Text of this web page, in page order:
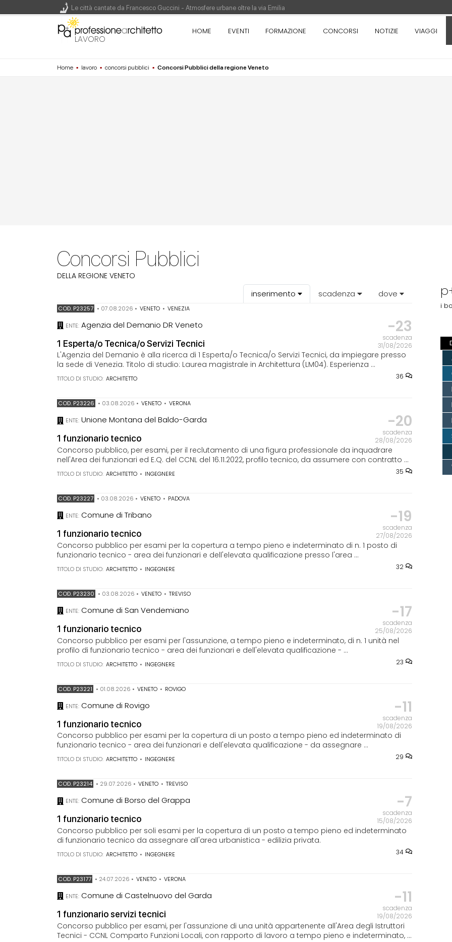
LAVORO
HOME EVENTI FORMAZIONE CONCORSI NOTIZIE VIAGGI
Home ▪ lavoro ▪ concorsi pubblici ▪ Concorsi Pubblici della regione Veneto
Concorsi Pubblici
DELLA REGIONE VENETO
inserimento scadenza dove
COD. P23257 • 07.08.2026 • VENETO • VENEZIA
-23
scadenza
31/08/2026
ENTE: Agenzia del Demanio DR Veneto
1 Esperta/o Tecnica/o Servizi Tecnici
L'Agenzia del Demanio è alla ricerca di 1 Esperta/o Tecnica/o Servizi Tecnici, da impiegare presso
la sede di Venezia. Titolo di studio: Laurea magistrale in Architettura (LM04). Esperienza ...
36
TITOLO DI STUDIO: ARCHITETTO
COD. P23226 • 03.08.2026 • VENETO • VERONA
-20
scadenza
28/08/2026
ENTE: Unione Montana del Baldo-Garda
1 funzionario tecnico
Concorso pubblico, per esami, per il reclutamento di una figura professionale da inquadrare
nell'Area dei funzionari ed E.Q. del CCNL del 16.11.2022, profilo tecnico, da assumere con contratto ...
35
TITOLO DI STUDIO: ARCHITETTO • INGEGNERE
COD. P23227 • 03.08.2026 • VENETO • PADOVA
-19
scadenza
27/08/2026
ENTE: Comune di Tribano
1 funzionario tecnico
Concorso pubblico per esami per la copertura a tempo pieno e indeterminato di n. 1 posto di
funzionario tecnico - area dei funzionari e dell'elevata qualificazione presso l'area ...
32
TITOLO DI STUDIO: ARCHITETTO • INGEGNERE
COD. P23230 • 03.08.2026 • VENETO • TREVISO
-17
scadenza
25/08/2026
ENTE: Comune di San Vendemiano
1 funzionario tecnico
Concorso pubblico per esami per l'assunzione, a tempo pieno e indeterminato, di n. 1 unità nel
profilo di funzionario tecnico - area dei funzionari e dell'elevata qualificazione - ...
23
TITOLO DI STUDIO: ARCHITETTO • INGEGNERE
COD. P23221 • 01.08.2026 • VENETO • ROVIGO
-11
scadenza
19/08/2026
ENTE: Comune di Rovigo
1 funzionario tecnico
Concorso pubblico per esami per la copertura di un posto a tempo pieno ed indeterminato di
funzionario tecnico - area dei funzionari e dell'elevata qualificazione - da assegnare ...
29
TITOLO DI STUDIO: ARCHITETTO • INGEGNERE
COD. P23214 • 29.07.2026 • VENETO • TREVISO
-7
scadenza
15/08/2026
ENTE: Comune di Borso del Grappa
1 funzionario tecnico
Concorso pubblico per soli esami per la copertura di un posto a tempo pieno ed indeterminato
di funzionario tecnico da assegnare all'area urbanistica - edilizia privata.
34
TITOLO DI STUDIO: ARCHITETTO • INGEGNERE
COD. P23177 • 24.07.2026 • VENETO • VERONA
-11
scadenza
19/08/2026
ENTE: Comune di Castelnuovo del Garda
1 funzionario servizi tecnici
Concorso pubblico per esami, per l'assunzione di una unità appartenente all'Area degli Istruttori
Tecnici - CCNL Comparto Funzioni Locali, con rapporto di lavoro a tempo pieno e indeterminato, ...
i
Le città cantate da Francesco Guccini - Atmosfere urbane oltre la via Emilia
Renzo Piano World Tour 2026, ottava edizione in partenza. Rotta verso Ovest - Europa, Stati Uniti e Canada | 22 agosto > 30